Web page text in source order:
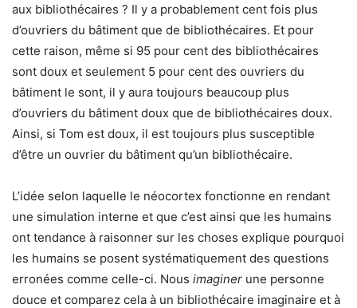
aux bibliothécaires ? Il y a probablement cent fois plus
d’ouvriers du bâtiment que de bibliothécaires. Et pour
cette raison, même si 95 pour cent des bibliothécaires
sont doux et seulement 5 pour cent des ouvriers du
bâtiment le sont, il y aura toujours beaucoup plus
d’ouvriers du bâtiment doux que de bibliothécaires doux.
Ainsi, si Tom est doux, il est toujours plus susceptible
d’être un ouvrier du bâtiment qu’un bibliothécaire.
L’idée selon laquelle le néocortex fonctionne en rendant
une simulation interne et que c’est ainsi que les humains
ont tendance à raisonner sur les choses explique pourquoi
les humains se posent systématiquement des questions
erronées comme celle-ci. Nous imaginer une personne
douce et comparez cela à un bibliothécaire imaginaire et à